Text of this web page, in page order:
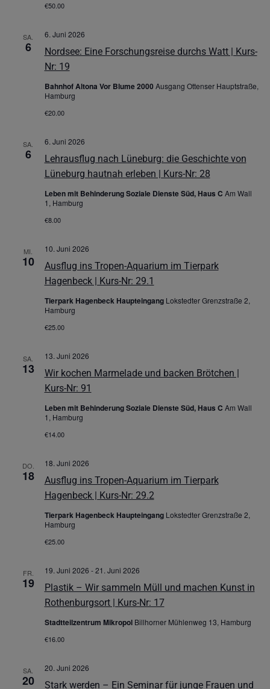
€50.00
SA.
6
Nordsee: Eine Forschungsreise durchs Watt | Kurs-
Nr: 19
6. Juni 2026
Bahnhof Altona Vor Blume 2000 Ausgang Ottenser Hauptstraße,
Hamburg
€20.00
SA.
6
Lehrausflug nach Lüneburg: die Geschichte von
Lüneburg hautnah erleben | Kurs-Nr: 28
6. Juni 2026
Leben mit Behinderung Soziale Dienste Süd, Haus C Am Wall
1, Hamburg
€8.00
MI.
10
Ausflug ins Tropen-Aquarium im Tierpark
Hagenbeck | Kurs-Nr: 29.1
10. Juni 2026
Tierpark Hagenbeck Haupteingang Lokstedter Grenzstraße 2,
Hamburg
€25.00
SA.
13
Wir kochen Marmelade und backen Brötchen |
Kurs-Nr: 91
13. Juni 2026
Leben mit Behinderung Soziale Dienste Süd, Haus C Am Wall
1, Hamburg
€14.00
DO.
18
Ausflug ins Tropen-Aquarium im Tierpark
Hagenbeck | Kurs-Nr: 29.2
18. Juni 2026
Tierpark Hagenbeck Haupteingang Lokstedter Grenzstraße 2,
Hamburg
€25.00
FR.
19
Plastik – Wir sammeln Müll und machen Kunst in
Rothenburgsort | Kurs-Nr: 17
19. Juni 2026 -21. Juni 2026
Stadtteilzentrum Mikropol Billhorner Mühlenweg 13, Hamburg
€16.00
SA.
20 Stark werden – Ein Seminar für junge Frauen und
20. Juni 2026